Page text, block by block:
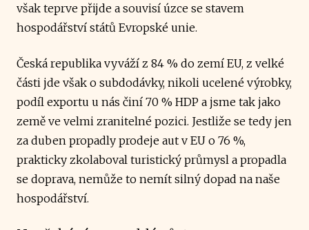
však teprve přijde a souvisí úzce se stavem
hospodářství států Evropské unie.
Česká republika vyváží z 84 % do zemí EU, z velké
části jde však o subdodávky, nikoli ucelené výrobky,
podíl exportu u nás činí 70 % HDP a jsme tak jako
země ve velmi zranitelné pozici. Jestliže se tedy jen
za duben propadly prodeje aut v EU o 76 %,
prakticky zkolaboval turistický průmysl a propadla
se doprava, nemůže to nemít silný dopad na naše
hospodářství.